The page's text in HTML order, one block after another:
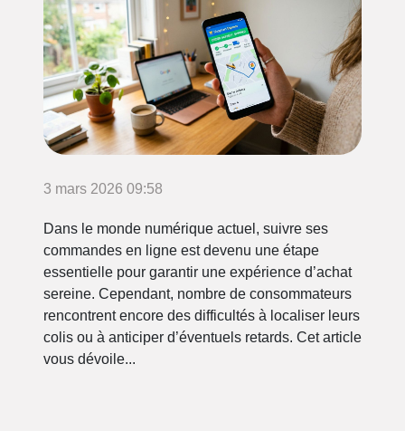
3 mars 2026 09:58
Dans le monde numérique actuel, suivre ses
commandes en ligne est devenu une étape
essentielle pour garantir une expérience d’achat
sereine. Cependant, nombre de consommateurs
rencontrent encore des difficultés à localiser leurs
colis ou à anticiper d’éventuels retards. Cet article
vous dévoile...